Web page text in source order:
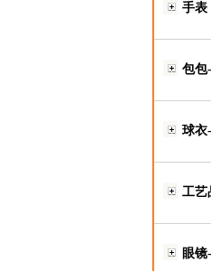
手表
包包
球衣
工艺
眼镜